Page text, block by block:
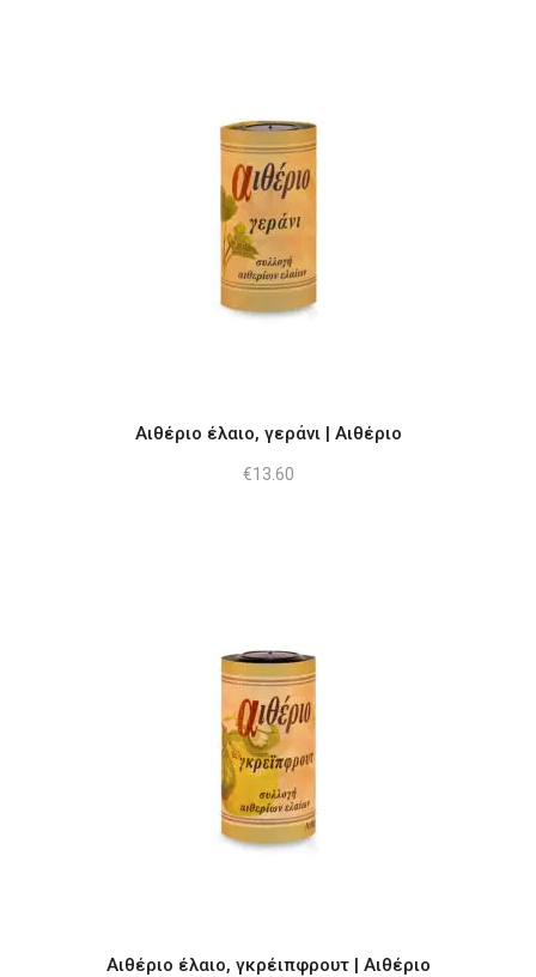
Αιθέριο έλαιο, γεράνι | Αιθέριο
€13.60
Αιθέριο έλαιο, γκρέιπφρουτ | Αιθέριο